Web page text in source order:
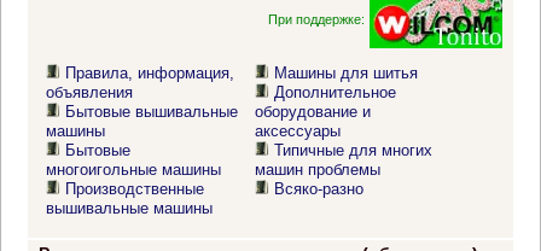
При поддержке:
Правила, информация,
объявления
Бытовые вышивальные
машины
Бытовые
многоигольные машины
Производственные
вышивальные машины
Машины для шитья
Дополнительное
оборудование и
аксессуары
Типичные для многих
машин проблемы
Всяко-разно